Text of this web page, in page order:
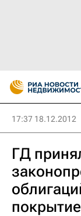
17:37 18.12.2012
ГД